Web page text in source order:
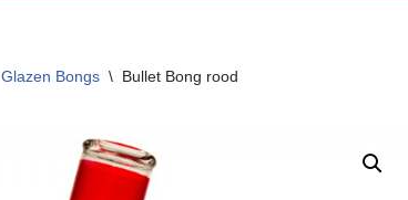
Glazen Bongs \ Bullet Bong rood